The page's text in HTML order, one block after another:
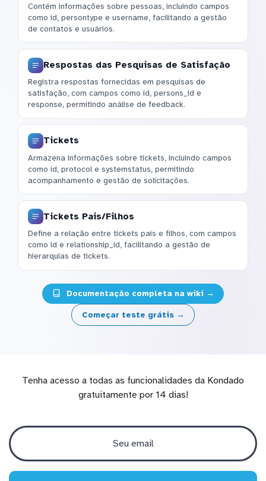
Contém informações sobre pessoas, incluindo campos
como id, persontype e username, facilitando a gestão
de contatos e usuários.
Respostas das Pesquisas de Satisfação
Registra respostas fornecidas em pesquisas de
satisfação, com campos como id, persons_id e
response, permitindo análise de feedback.
Tickets
Armazena informações sobre tickets, incluindo campos
como id, protocol e systemstatus, permitindo
acompanhamento e gestão de solicitações.
Tickets Pais/Filhos
Define a relação entre tickets pais e filhos, com campos
como id e relationship_id, facilitando a gestão de
hierarquias de tickets.
Documentação completa na wiki →
Começar teste grátis →
Tenha acesso a todas as funcionalidades da Kondado
gratuitamente por 14 dias!